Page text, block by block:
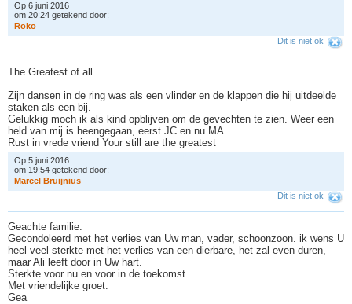
Op 6 juni 2016
om 20:24 getekend door:
Roko
Dit is niet ok
The Greatest of all.
Zijn dansen in de ring was als een vlinder en de klappen die hij uitdeelde
staken als een bij.
Gelukkig moch ik als kind opblijven om de gevechten te zien. Weer een
held van mij is heengegaan, eerst JC en nu MA.
Rust in vrede vriend Your still are the greatest
Op 5 juni 2016
om 19:54 getekend door:
Marcel Bruijnius
Dit is niet ok
Geachte familie.
Gecondoleerd met het verlies van Uw man, vader, schoonzoon. ik wens U
heel veel sterkte met het verlies van een dierbare, het zal even duren,
maar Ali leeft door in Uw hart.
Sterkte voor nu en voor in de toekomst.
Met vriendelijke groet.
Gea